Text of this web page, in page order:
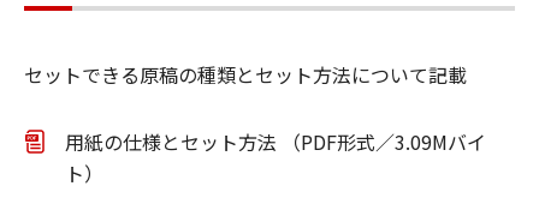
セットできる原稿の種類とセット方法について記載
用紙の仕様とセット方法 （PDF形式／3.09Mバイ
ト）